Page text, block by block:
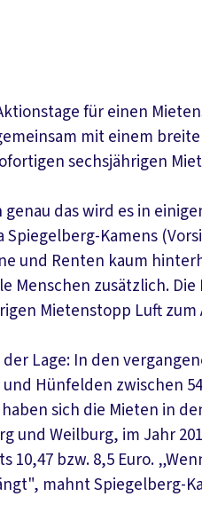
für einen
mit einem
sechsjährigen
das wird es in
Kamens
und Renten kaum
Menschen zusätzlich.
Mietenstopp Luft zum
Lage: In den
Hünfelden zwischen
sich die Mieten in
und Weilburg, im Jahr
10,47 bzw. 8,5 Euro.
mahnt Spiegelberg-